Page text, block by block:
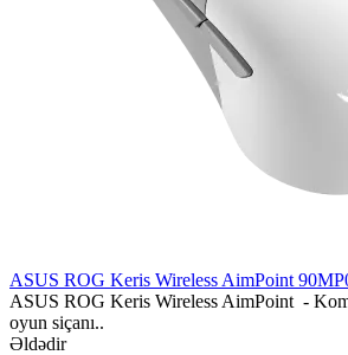
ASUS ROG Keris Wireless AimPoint
ASUS ROG Keris Wireless AimPoint -
oyun siçanı..
Əldədir